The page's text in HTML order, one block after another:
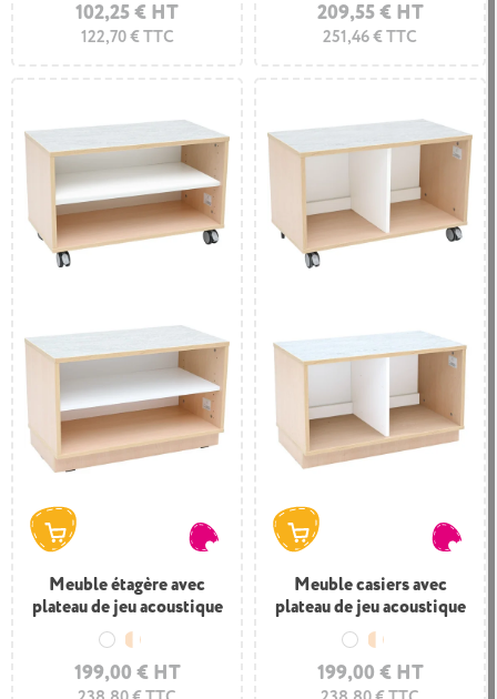
102,25 € HT
122,70 € TTC
209,55 € HT
251,46 € TTC
Meuble étagère avec
plateau de jeu acoustique
199,00 € HT
BlancBois et blanc
Meuble casiers avec
plateau de jeu acoustique
199,00 € HT
BlancBois et blanc